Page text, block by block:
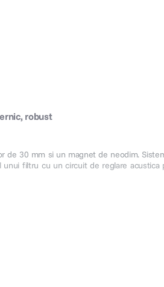
robust
30 mm si un magnet de neodim.
filtru cu un circuit de reglare